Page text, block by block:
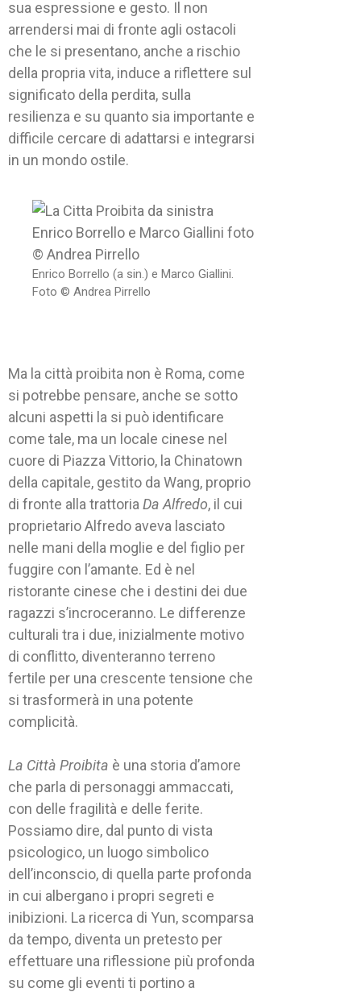
sua espressione e gesto. Il non
arrendersi mai di fronte agli ostacoli
che le si presentano, anche a rischio
della propria vita, induce a riflettere sul
significato della perdita, sulla
resilienza e su quanto sia importante e
difficile cercare di adattarsi e integrarsi
in un mondo ostile.
Enrico Borrello (a sin.) e Marco Giallini.
Foto © Andrea Pirrello
Ma la città proibita non è Roma, come
si potrebbe pensare, anche se sotto
alcuni aspetti la si può identificare
come tale, ma un locale cinese nel
cuore di Piazza Vittorio, la Chinatown
della capitale, gestito da Wang, proprio
di fronte alla trattoria Da Alfredo, il cui
proprietario Alfredo aveva lasciato
nelle mani della moglie e del figlio per
fuggire con l’amante. Ed è nel
ristorante cinese che i destini dei due
ragazzi s’incroceranno. Le differenze
culturali tra i due, inizialmente motivo
di conflitto, diventeranno terreno
fertile per una crescente tensione che
si trasformerà in una potente
complicità.
La Città Proibita è una storia d’amore
che parla di personaggi ammaccati,
con delle fragilità e delle ferite.
Possiamo dire, dal punto di vista
psicologico, un luogo simbolico
dell’inconscio, di quella parte profonda
in cui albergano i propri segreti e
inibizioni. La ricerca di Yun, scomparsa
da tempo, diventa un pretesto per
effettuare una riflessione più profonda
su come gli eventi ti portino a